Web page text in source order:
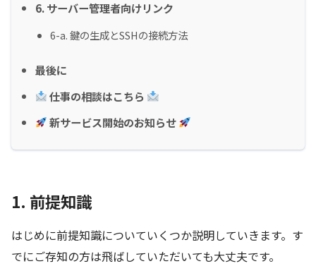
6. サーバー管理者向けリンク
6-a. 鍵の生成とSSHの接続方法
最後に
仕事の相談はこちら
新サービス開始のお知らせ
1. 前提知識
はじめに前提知識についていくつか説明していきます。す
でにご存知の方は飛ばしていただいても大丈夫です。